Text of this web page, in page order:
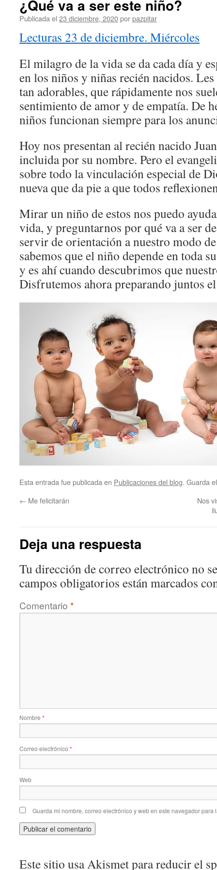
¿Qué va a ser este niño?
Publicada el 23 diciembre, 2020porpazpitar
Lecturas 23 de diciembre. Miércoles
El milagro de la vida se da cada día y
en los niños y niñas recién nacidos.
tan adorables, que rápidamente nos
sentimiento de amor y de empatía. De
niños funcionan siempre para los
Hoy nos presentan al recién nacido
incluida por su nombre. Pero el
sobre todo la vinculación especial de
nueva que da pie a que todos
Mirar un niño de estos nos puedo
vida, y preguntarnos por qué va a ser
servir de orientación a nuestro modo
sabemos que el niño depende en toda
y es ahí cuando descubrimos que
Disfrutemos ahora preparando juntos
Esta entrada fue publicada en Publicaciones del blog. Guarda
← Me felicitarán
Nos
Deja una respuesta
Tu dirección de correo electrónico no
campos obligatorios están marcados
Comentario *
Nombre *
Correo electrónico *
Web
Guarda mi nombre, correo electrónico y web en este navegador para
Este sitio usa Akismet para reducir el